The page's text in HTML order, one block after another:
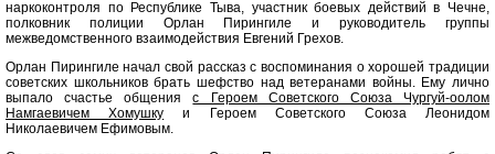
наркоконтроля по Республике Тыва, участник боевых действий в Чечне,
полковник полиции Орлан Пирингиле и руководитель группы
межведомственного взаимодействия Евгений Грехов.
Орлан Пирингиле начал свой рассказ с воспоминания о хорошей традиции
советских школьников брать шефство над ветеранами войны. Ему лично
выпало счастье общенияс Героем Советского Союза Чургуй-оолом
Намгаевичем Хомушку и Героем Советского Союза Леонидом
Николаевичем Ефимовым.